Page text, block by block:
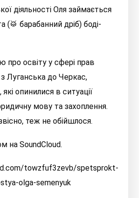
діяльності Оля займається
(🥁 барабанний дріб) боді-
про освіту у сфері прав
Луганська до Черкас,
опинилися в ситуації
мову та захоплення.
теж не обійшлося.
на SoundCloud.
towzfuf3zevb/spetsprokt-
olga-semenyuk